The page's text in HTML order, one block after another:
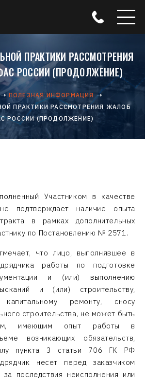
ПРАКТИКИ РАССМОТРЕНИЯ
РОССИИ (ПРОДОЛЖЕНИЕ)
ПОЛЕЗНАЯ ИНФОРМАЦИЯ
ПРАКТИКИ РАССМОТРЕНИЯ ЖАЛОБ
РОССИИ (ПРОДОЛЖЕНИЕ)
Участником в качестве
подтверждает наличие опыта
в рамках дополнительных
по Постановлению № 2571.
что лицо, выполнявшее в
работы по подготовке
и (или) выполнению
и (или) строительству,
капитальному ремонту, сносу
строительства, не может быть
имеющим опыт работы в
возникающих обязательств,
пункта 3 статьи 706 ГК РФ
несет перед заказчиком
за последствия неисполнения или